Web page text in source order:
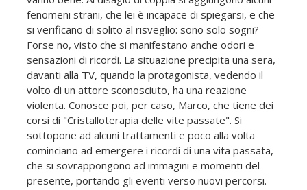
fenomeni strani, che lei è incapace di spiegarsi, e che
si verificano di solito al risveglio: sono solo sogni?
Forse no, visto che si manifestano anche odori e
sensazioni di ricordi. La situazione precipita una sera,
davanti alla TV, quando la protagonista, vedendo il
volto di un attore sconosciuto, ha una reazione
violenta. Conosce poi, per caso, Marco, che tiene dei
corsi di "Cristalloterapia delle vite passate". Si
sottopone ad alcuni trattamenti e poco alla volta
cominciano ad emergere i ricordi di una vita passata,
che si sovrappongono ad immagini e momenti del
presente, portando gli eventi verso nuovi percorsi.